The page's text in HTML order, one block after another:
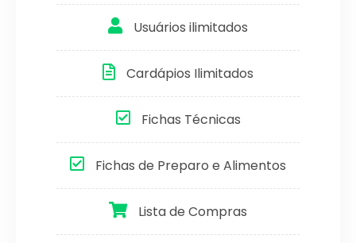
Usuários ilimitados
Cardápios Ilimitados
Fichas Técnicas
Fichas de Preparo e Alimentos
Lista de Compras